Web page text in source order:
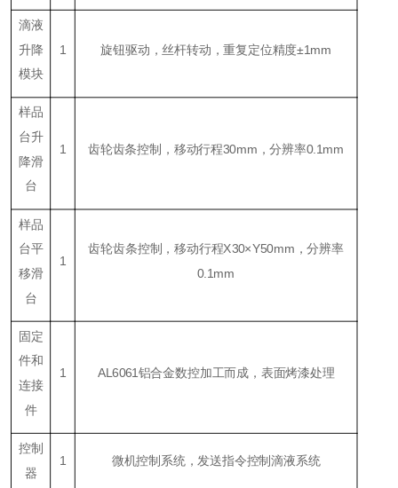
滴液
升降
模块
1 旋钮驱动，丝杆转动，重复定位精度±1mm
样品
台升
降滑
台
1 齿轮齿条控制，移动行程30mm，分辨率0.1mm
样品
台平
移滑
台
1
齿轮齿条控制，移动行程X30×Y50mm，分辨率
0.1mm
固定
件和
连接
件
1 AL6061铝合金数控加工而成，表面烤漆处理
控制
器
1 微机控制系统，发送指令控制滴液系统